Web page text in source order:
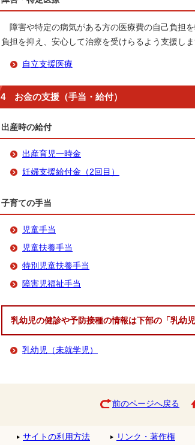
障害や特定の病気がある方の医療費の自己負担
負担を抑え、安心して治療を受けらるよう支援しま
自立支援医療
4 お金の支援（手当・給付）
出産時の給付
出産育児一時金
妊婦支援給付金（2回目）
子育ての手当
児童手当
児童扶養手当
特別児童扶養手当
障害児福祉手当
乳幼児の健診や予防接種の情報は下部の「乳幼
乳幼児（未就学児）
前のページへ戻る
サイトの利用方法 リンク・著作権